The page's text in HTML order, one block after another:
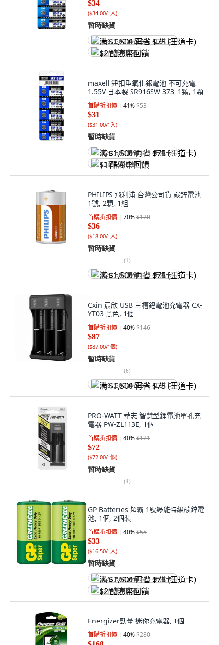
$34
($34.00/1入)
暫時缺貨
满 $1,500 再省 $75 (王道卡)
$2 酷澎幣回饋
maxell 鈕扣型氧化銀電池 不可充電
1.55V 日本製 SR916SW 373, 1顆, 1顆
首購折扣價 41%$53
$31
($31.00/1入)
暫時缺貨
满 $1,500 再省 $75 (王道卡)
$1 酷澎幣回饋
PHILIPS 飛利浦 台灣公司貨 碳鋅電池
1號, 2顆, 1組
首購折扣價 70%$120
$36
($18.00/1入)
暫時缺貨
(1)
满 $1,500 再省 $75 (王道卡)
Cxin 宸欣 USB 三槽鋰電池充電器 CX-
YT03 黑色, 1個
首購折扣價 40%$146
$87
($87.00/1個)
暫時缺貨
(6)
满 $1,500 再省 $75 (王道卡)
PRO-WATT 華志 智慧型鋰電池單孔充
電器 PW-ZL113E, 1個
首購折扣價 40%$121
$72
($72.00/1個)
暫時缺貨
(4)
GP Batteries 超霸 1號綠能特級碳鋅電
池, 1個, 2個裝
首購折扣價 40%$55
$33
($16.50/1入)
暫時缺貨
满 $1,500 再省 $75 (王道卡)
$2 酷澎幣回饋
Energizer勁量 迷你充電器, 1個
首購折扣價 40%$280